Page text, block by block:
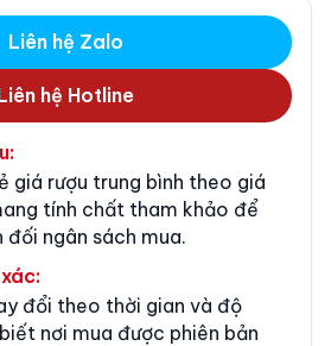
Liên hệ Zalo
hệ Hotline
giá rượu trung bình theo giá
tính chất tham khảo để
đối ngân sách mua.
đổi theo thời gian và độ
nơi mua được phiên bản